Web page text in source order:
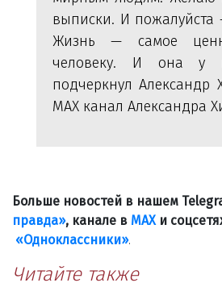
выписки. И пожалуйста
Жизнь — самое
человеку. И она у
подчеркнул Александр
МАХ канал Александра
Больше новостей в нашем
правда», канале в МАХи
«Одноклассники».
Читайте также